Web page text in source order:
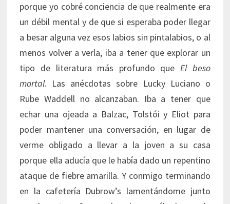
porque yo cobré conciencia de que realmente era
un débil mental y de que si esperaba poder llegar
a besar alguna vez esos labios sin pintalabios, o al
menos volver a verla, iba a tener que explorar un
tipo de literatura más profundo que El beso
mortal. Las anécdotas sobre Lucky Luciano o
Rube Waddell no alcanzaban. Iba a tener que
echar una ojeada a Balzac, Tolstói y Eliot para
poder mantener una conversación, en lugar de
verme obligado a llevar a la joven a su casa
porque ella aducía que le había dado un repentino
ataque de fiebre amarilla. Y conmigo terminando
en la cafetería Dubrow’s lamentándome junto